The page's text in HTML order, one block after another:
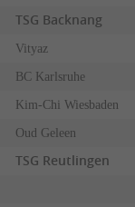
TSG Backnang
Vityaz
BC Karlsruhe
Kim-Chi Wiesbaden
Oud Geleen
TSG Reutlingen